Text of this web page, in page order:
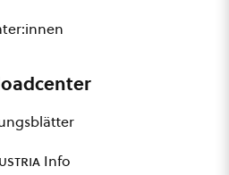
Info